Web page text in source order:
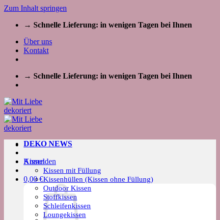
Zum Inhalt springen
→ Schnelle Lieferung: in wenigen Tagen bei Ihnen
Über uns
Kontakt
→ Schnelle Lieferung: in wenigen Tagen bei Ihnen
Kissen
Kissen mit Füllung
Kissenhüllen (Kissen ohne Füllung)
Outdoor Kissen
Stoffkissen
Schleifenkissen
Loungekissen
DEKO NEWS
Anmelden
0,00€